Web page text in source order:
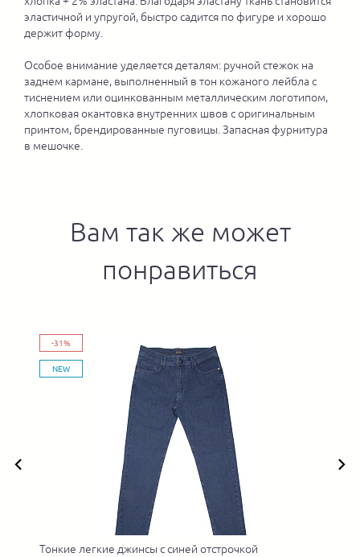
эластичной и упругой, быстро садится по фигуре и хорошо
держит форму.
Особое внимание уделяется деталям: ручной стежок на
заднем кармане, выполненный в тон кожаного лейбла с
тиснением или оцинкованным металлическим логотипом,
хлопковая окантовка внутренних швов с оригинальным
принтом, брендированные пуговицы. Запасная фурнитура
в мешочке.
Вам так же может
понравиться
-31%
NEW
Тонкие легкие джинсы с синей отстрочкой